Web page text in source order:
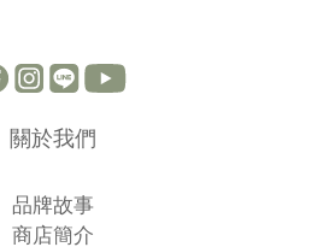
關於我們
品牌故事
商店簡介